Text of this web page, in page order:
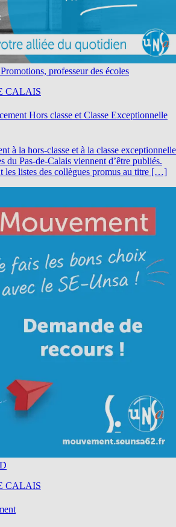
professeur des écoles
CALAIS
Hors classe et Classe Exceptionnelle
à la hors-classe et à la classe exceptionnelle
du Pas-de-Calais viennent d’être publiés.
les listes des collègues promus au titre […]
CALAIS